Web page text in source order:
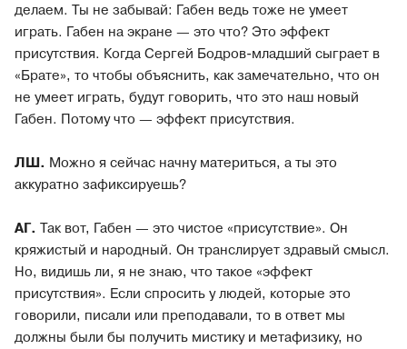
делаем. Ты не забывай: Габен ведь тоже не умеет
играть. Габен на экране — это что? Это эффект
присутствия. Когда Сергей Бодров-младший сыграет в
«Брате», то чтобы объяснить, как замечательно, что он
не умеет играть, будут говорить, что это наш новый
Габен. Потому что — эффект присутствия.
ЛШ. Можно я сейчас начну материться, а ты это
аккуратно зафиксируешь?
АГ. Так вот, Габен — это чистое «присутствие». Он
кряжистый и народный. Он транслирует здравый смысл.
Но, видишь ли, я не знаю, что такое «эффект
присутствия». Если спросить у людей, которые это
говорили, писали или преподавали, то в ответ мы
должны были бы получить мистику и метафизику, но